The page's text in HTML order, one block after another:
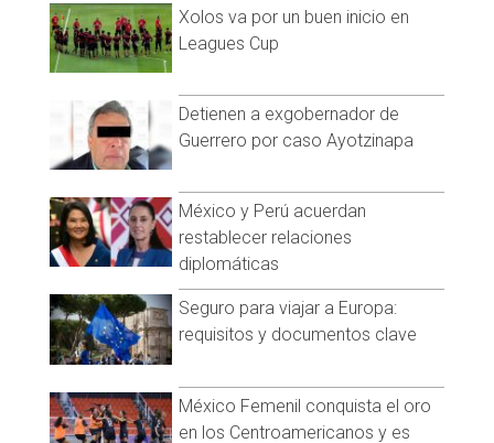
Xolos va por un buen inicio en
Leagues Cup
Detienen a exgobernador de
Guerrero por caso Ayotzinapa
México y Perú acuerdan
restablecer relaciones
diplomáticas
Seguro para viajar a Europa:
requisitos y documentos clave
México Femenil conquista el oro
en los Centroamericanos y es